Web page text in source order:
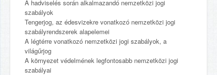
A hadviselés során alkalmazandó nemzetközi jogi
szabályok
Tengerjog, az édesvizekre vonatkozó nemzetközi jogi
szabályrendszerek alapelemei
A légtérre vonatkozó nemzetközi jogi szabályok, a
világűrjog
A környezet védelmének legfontosabb nemzetközi jogi
szabályai